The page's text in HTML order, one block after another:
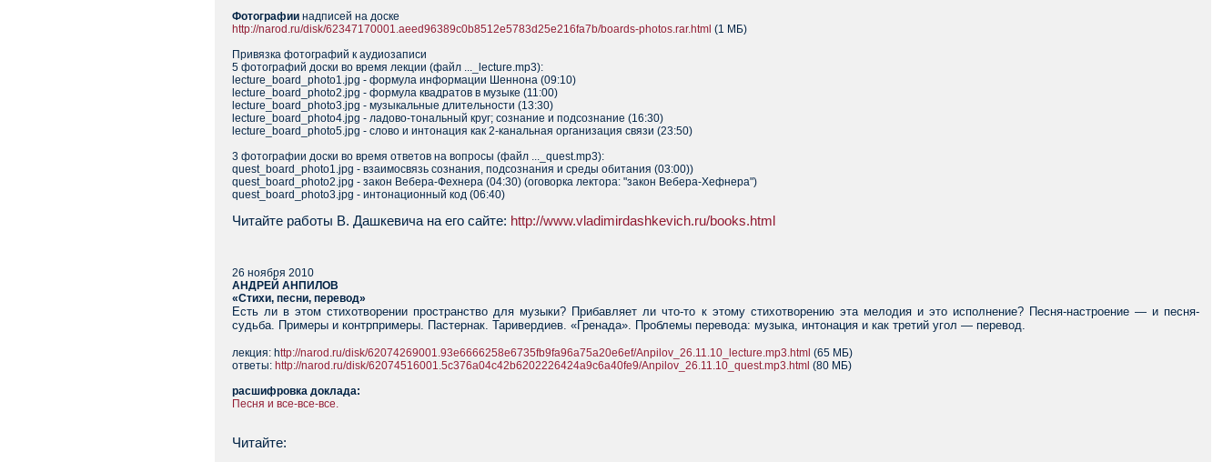
Фотографиинадписей на доске
http://narod.ru/disk/62347170001.aeed96389c0b8512e5783d25e216fa7b/boards-photos.rar.html (1 МБ)
Привязка фотографий к аудиозаписи
5 фотографий доски во время лекции (файл ..._lecture.mp3):
lecture_board_photo1.jpg - формула информации Шеннона (09:10)
lecture_board_photo2.jpg - формула квадратов в музыке (11:00)
lecture_board_photo3.jpg - музыкальные длительности (13:30)
lecture_board_photo4.jpg - ладово-тональный круг; сознание и подсознание (16:30)
lecture_board_photo5.jpg - слово и интонация как 2-канальная организация связи (23:50)
3 фотографии доски во время ответов на вопросы (файл ..._quest.mp3):
quest_board_photo1.jpg - взаимосвязь сознания, подсознания и среды обитания (03:00))
quest_board_photo2.jpg - закон Вебера-Фехнера (04:30) (оговорка лектора: "закон Вебера-Хефнера")
quest_board_photo3.jpg - интонационный код (06:40)
Читайте работы В. Дашкевича на его сайте: http://www.vladimirdashkevich.ru/books.html
26 ноября 2010
АНДРЕЙ АНПИЛОВ
«Стихи, песни, перевод»
Есть ли в этом стихотворении пространство для музыки? Прибавляет ли что-то к этому стихотворению эта мелодия и это исполнение? Песня-настроение — и песня-
судьба. Примеры и контрпримеры. Пастернак. Таривердиев. «Гренада». Проблемы перевода: музыка, интонация и как третий угол — перевод.
лекция: http://narod.ru/disk/62074269001.93e6666258e6735fb9fa96a75a20e6ef/Anpilov_26.11.10_lecture.mp3.html (65 МБ)
ответы: http://narod.ru/disk/62074516001.5c376a04c42b6202226424a9c6a40fe9/Anpilov_26.11.10_quest.mp3.html (80 МБ)
расшифровка доклада:
Песня и все-все-все.
Читайте: